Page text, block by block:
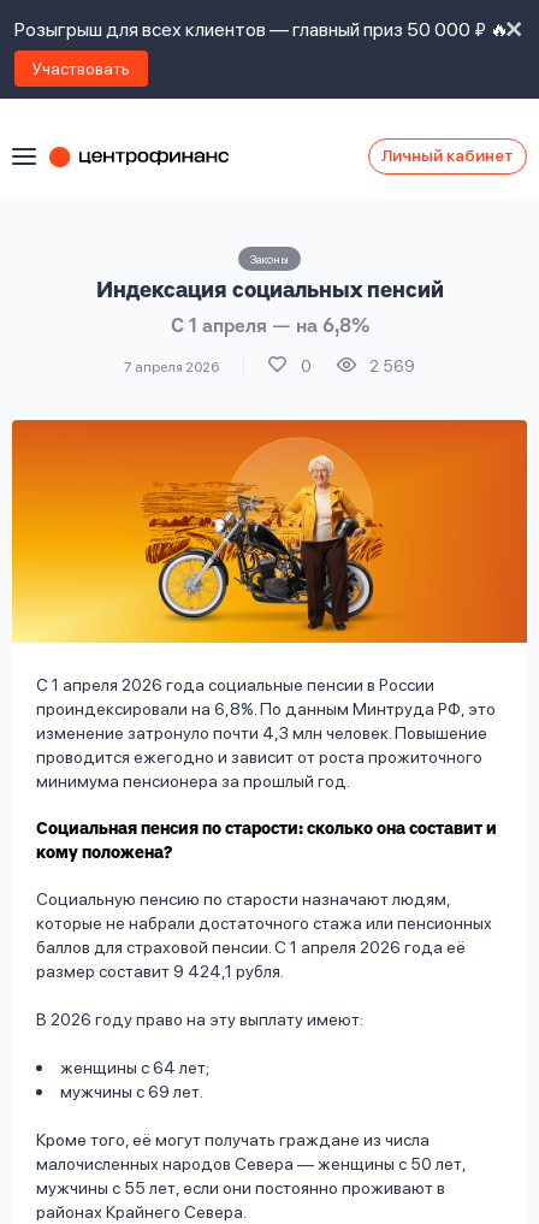
Розыгрыш для всех клиентов — главный приз 50 000 ₽ 🔥
Участвовать
Личный кабинет
Законы
Индексация социальных пенсий
С 1 апреля — на 6,8%
7 апреля 2026 0 2 569
С 1 апреля 2026 года социальные пенсии в России
проиндексировали на 6,8%. По данным Минтруда РФ, это
изменение затронуло почти 4,3 млн человек. Повышение
проводится ежегодно и зависит от роста прожиточного
минимума пенсионера за прошлый год.
Социальная пенсия по старости: сколько она составит и
кому положена?
Социальную пенсию по старости назначают людям,
которые не набрали достаточного стажа или пенсионных
баллов для страховой пенсии. С 1 апреля 2026 года её
размер составит 9 424,1 рубля.
В 2026 году право на эту выплату имеют:
женщины с 64 лет;
мужчины с 69 лет.
Кроме того, её могут получать граждане из числа
малочисленных народов Севера — женщины с 50 лет,
мужчины с 55 лет, если они постоянно проживают в
районах Крайнего Севера.
Оформить заявку
Войти под другим номером
вопрос
Ответы
вопросы
займов
обработку